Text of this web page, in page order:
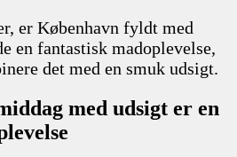
er København fyldt med
en fantastisk madoplevelse,
det med en smuk udsigt.
med udsigt er en